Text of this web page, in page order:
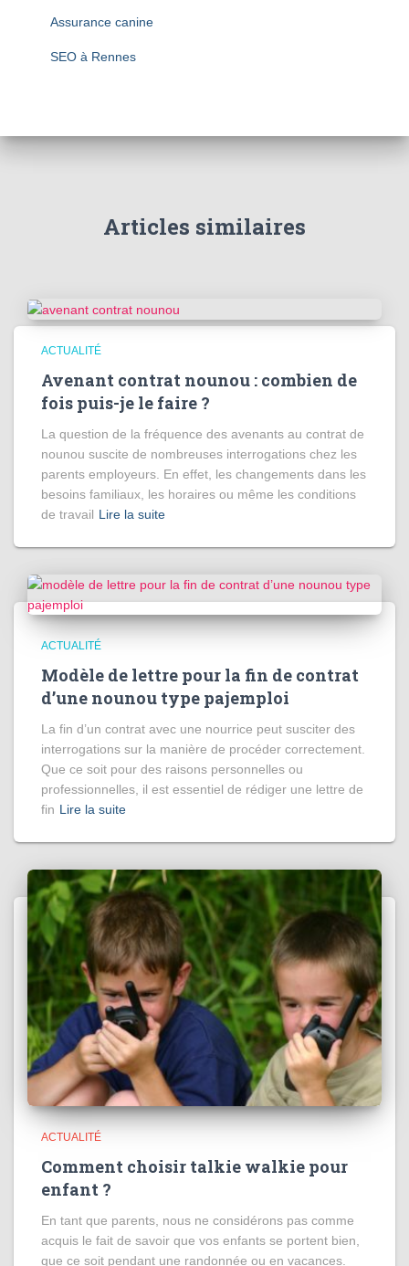
Assurance canine
SEO à Rennes
Articles similaires
ACTUALITÉ
Avenant contrat nounou : combien de
fois puis-je le faire ?
La question de la fréquence des avenants au contrat de
nounou suscite de nombreuses interrogations chez les
parents employeurs. En effet, les changements dans les
besoins familiaux, les horaires ou même les conditions
de travail Lire la suite
ACTUALITÉ
Modèle de lettre pour la fin de contrat
d’une nounou type pajemploi
La fin d’un contrat avec une nourrice peut susciter des
interrogations sur la manière de procéder correctement.
Que ce soit pour des raisons personnelles ou
professionnelles, il est essentiel de rédiger une lettre de
fin Lire la suite
ACTUALITÉ
Comment choisir talkie walkie pour
enfant ?
En tant que parents, nous ne considérons pas comme
acquis le fait de savoir que vos enfants se portent bien,
que ce soit pendant une randonnée ou en vacances.